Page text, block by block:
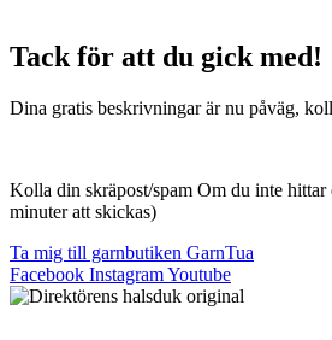
Tack för att du gick med!
Dina gratis beskrivningar är nu påväg,
Kolla din skräpost/spam Om du inte
minuter att skickas)
Ta mig till garnbutiken GarnTua
Facebook InstagramYoutube